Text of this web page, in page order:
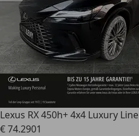
Lexus RX 450h+ 4x4 Luxury
€ 74.2901